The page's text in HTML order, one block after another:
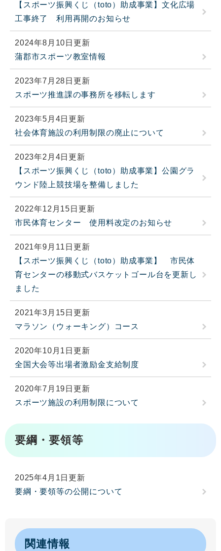
【スポーツ振興くじ（toto）助成事業】文化広場
工事終了 利用再開のお知らせ
2024年8月10日更新
蒲郡市スポーツ教室情報
2023年7月28日更新
スポーツ推進課の事務所を移転します
2023年5月4日更新
社会体育施設の利用制限の廃止について
2023年2月4日更新
【スポーツ振興くじ（toto）助成事業】公園グラ
ウンド陸上競技場を整備しました
2022年12月15日更新
市民体育センター 使用料改定のお知らせ
2021年9月11日更新
【スポーツ振興くじ（toto）助成事業】 市民体
育センターの移動式バスケットゴール台を更新し
ました
2021年3月15日更新
マラソン（ウォーキング）コース
2020年10月1日更新
全国大会等出場者激励金支給制度
2020年7月19日更新
スポーツ施設の利用制限について
要綱・要領等
2025年4月1日更新
要綱・要領等の公開について
関連情報